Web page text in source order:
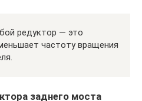
редуктор — это
частоту вращения
заднего моста